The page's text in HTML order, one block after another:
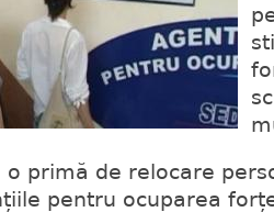
o primă de relocare
pentru ocuparea